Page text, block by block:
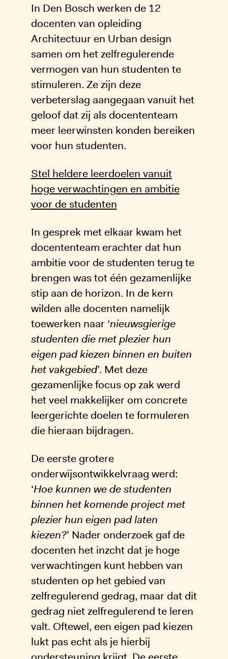
In Den Bosch werken de 12
docenten van opleiding
Architectuur en Urban design
samen om het zelfregulerende
vermogen van hun studenten te
stimuleren. Ze zijn deze
verbeterslag aangegaan vanuit het
geloof dat zij als docententeam
meer leerwinsten konden bereiken
voor hun studenten.
Stel heldere leerdoelen vanuit
hoge verwachtingen en ambitie
voor de studenten
In gesprek met elkaar kwam het
docententeam erachter dat hun
ambitie voor de studenten terug te
brengen was tot één gezamenlijke
stip aan de horizon. In de kern
wilden alle docenten namelijk
toewerken naar ‘nieuwsgierige
studenten die met plezier hun
eigen pad kiezen binnen en buiten
het vakgebied’. Met deze
gezamenlijke focus op zak werd
het veel makkelijker om concrete
leergerichte doelen te formuleren
die hieraan bijdragen.
De eerste grotere
onderwijsontwikkelvraag werd:
‘Hoe kunnen we de studenten
binnen het komende project met
plezier hun eigen pad laten
kiezen?’ Nader onderzoek gaf de
docenten het inzcht dat je hoge
verwachtingen kunt hebben van
studenten op het gebied van
zelfregulerend gedrag, maar dat dit
gedrag niet zelfregulerend te leren
valt. Oftewel, een eigen pad kiezen
lukt pas echt als je hierbij